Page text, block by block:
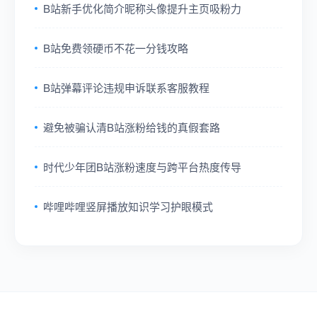
B站新手优化简介昵称头像提升主页吸粉力
B站免费领硬币不花一分钱攻略
B站弹幕评论违规申诉联系客服教程
避免被骗认清B站涨粉给钱的真假套路
时代少年团B站涨粉速度与跨平台热度传导
哔哩哔哩竖屏播放知识学习护眼模式